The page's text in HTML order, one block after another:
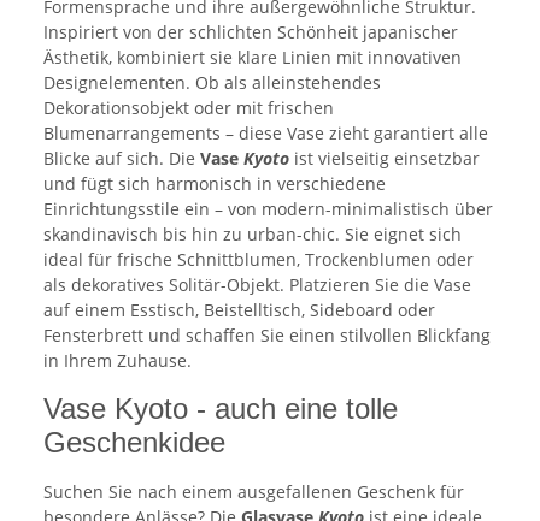
Formensprache und ihre außergewöhnliche Struktur.
Inspiriert von der schlichten Schönheit japanischer
Ästhetik, kombiniert sie klare Linien mit innovativen
Designelementen. Ob als alleinstehendes
Dekorationsobjekt oder mit frischen
Blumenarrangements – diese Vase zieht garantiert alle
Blicke auf sich. Die Vase Kyoto ist vielseitig einsetzbar
und fügt sich harmonisch in verschiedene
Einrichtungsstile ein – von modern-minimalistisch über
skandinavisch bis hin zu urban-chic. Sie eignet sich
ideal für frische Schnittblumen, Trockenblumen oder
als dekoratives Solitär-Objekt. Platzieren Sie die Vase
auf einem Esstisch, Beistelltisch, Sideboard oder
Fensterbrett und schaffen Sie einen stilvollen Blickfang
in Ihrem Zuhause.
Vase Kyoto - auch eine tolle
Geschenkidee
Suchen Sie nach einem ausgefallenen Geschenk für